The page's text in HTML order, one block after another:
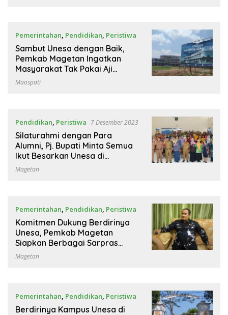
Pemerintahan, Pendidikan, Peristiwa
9 Januari 2024
Sambut Unesa dengan Baik,
Pemkab Magetan Ingatkan
Masyarakat Tak Pakai Aji
Mumpung
Maospati
Pendidikan, Peristiwa 7 Desember 2023
Silaturahmi dengan Para
Alumni, Pj. Bupati Minta Semua
Ikut Besarkan Unesa di
Magetan
Magetan
Pemerintahan, Pendidikan, Peristiwa
16 November 2023
Komitmen Dukung Berdirinya
Unesa, Pemkab Magetan
Siapkan Berbagai Sarpras
Penunjang
Magetan
Pemerintahan, Pendidikan, Peristiwa
8 Juli 2023
Berdirinya Kampus Unesa di